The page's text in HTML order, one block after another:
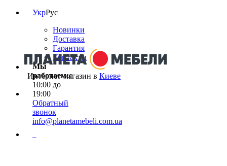
УкрРус
Новинки
Доставка
Гарантия
Контакты
Мы
работаем:с
10:00 до
19:00
Обратный
звонок
info@planetamebeli.com.ua
Интернет-магазин в Киеве